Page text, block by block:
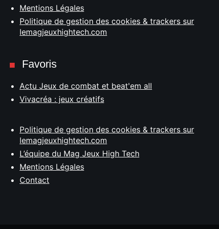
Mentions Légales
Politique de gestion des cookies & trackers sur
lemagjeuxhightech.com
Favoris
Actu Jeux de combat et beat'em all
Vivacréa : jeux créatifs
Politique de gestion des cookies & trackers sur
lemagjeuxhightech.com
L’équipe du Mag Jeux High Tech
Mentions Légales
Contact